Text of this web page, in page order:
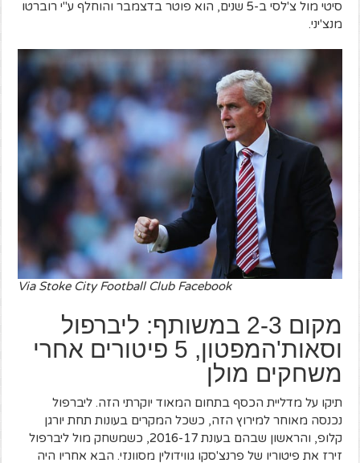
סיטי מול צ'לסי ב-5 שנים, הוא פוטר בדצמבר והוחלף ע"י רוברטו
מנצ'יני.
Via Stoke City Football Club Facebook
מקום 2-3 במשותף: ליברפול
וסאות'המפטון, 5 פיטורים אחרי
משחקים מולן
תיקו על מדליית הכסף בתחום המאוד יוקרתי הזה. ליברפול
נכנסה מאוחר למירוץ הזה, כשכל המקרים בעונות תחת יורגן
קלופ, והראשון שבהם בעונת 2016-17, כשמשחק מול ליברפול
זירז את פיטוריו של פרנצ'סקו גווידולין מסוונזי. הבא אחריו היה